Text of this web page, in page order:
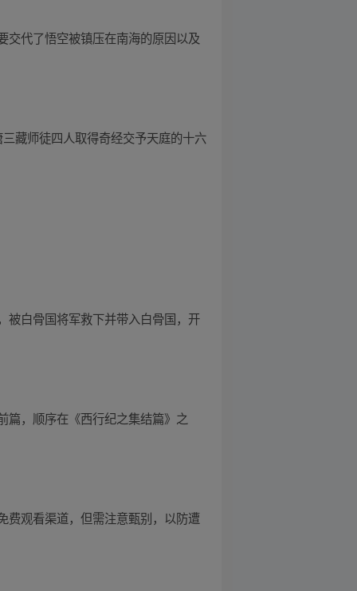
交代了悟空被镇压在南海的原因以及
藏师徒四人取得奇经交予天庭的十六
被白骨国将军救下并带入白骨国，开
篇，顺序在《西行纪之集结篇》之
费观看渠道，但需注意甄别，以防遭